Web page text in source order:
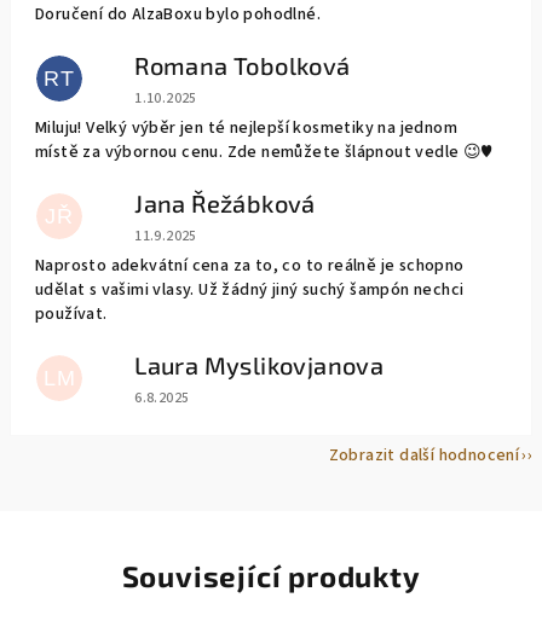
Doručení do AlzaBoxu bylo pohodlné.
RT Romana Tobolková
Hodnocení obchodu je 5 z 5 hvězdiček.
1.10.2025
Miluju! Velký výběr jen té nejlepší kosmetiky na jednom
místě za výbornou cenu. Zde nemůžete šlápnout vedle 😉♥️
JŘ Jana Řežábková
Hodnocení obchodu je 5 z 5 hvězdiček.
11.9.2025
Naprosto adekvátní cena za to, co to reálně je schopno
udělat s vašimi vlasy. Už žádný jiný suchý šampón nechci
používat.
LM Laura Myslikovjanova
Hodnocení obchodu je 5 z 5 hvězdiček.
6.8.2025
Zobrazit další hodnocení
Související produkty